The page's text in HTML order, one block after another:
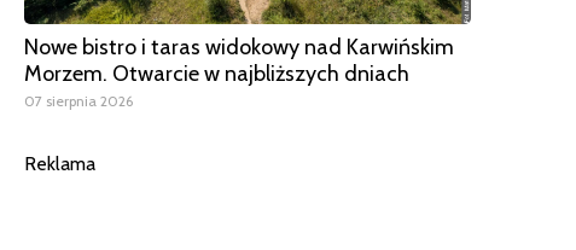
Nowe bistro i taras widokowy nad Karwińskim
Morzem. Otwarcie w najbliższych dniach
07 sierpnia 2026
Reklama